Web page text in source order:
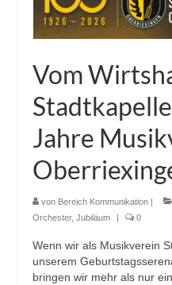
Vom
Jahre
von Bereich Kommunikation |
Orchester, Jubiläum | 0
Wenn wir als Musikverein
unserem
bringen wir mehr als nur